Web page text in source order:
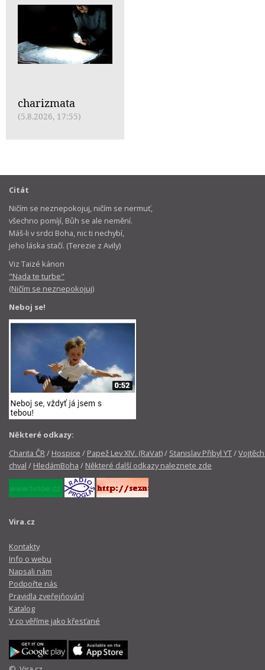
charizmata
(5.8.2026, 17:55)
Citát
Ničím se neznepokojuj, ničím se nermuť,
všechno pomíjí, Bůh se ale nemění.
Máš-li v srdci Boha, nic ti nechybí,
jeho láska stačí. (Terezie z Avily)
Viz Taizé kánon
"Nada te turbe"
(Ničím se neznepokojuj)
Neboj se!
Některé odkazy:
Charita ČR/ Hospice / Papež Lev XIV. (RaVat)/ Stanislav Přibyl YT/
chval / HledámBoha / Některé další odkazy naleznete zde
Vira.cz
Kontakty
Info o webu
Napsali nám
Podpořte nás
Pravidla zveřejňování
Katalog
V co věříme jako křesťané